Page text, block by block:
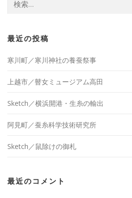
索:
最近の投稿
寒川町／寒川神社の養蚕祭事
上越市／瞽女ミュージアム高田
Sketch／横浜開港・生糸の輸出
阿見町／蚕糸科学技術研究所
Sketch／鼠除けの御札
最近のコメント